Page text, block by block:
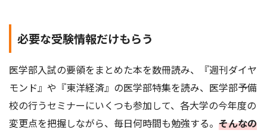
必要な受験情報だけもらう
医学部入試の要領をまとめた本を数冊読み、『週刊ダイヤ
モンド』や『東洋経済』の医学部特集を読み、医学部予備
校の行うセミナーにいくつも参加して、各大学の今年度の
変更点を把握しながら、毎日何時間も勉強する。 そんなの